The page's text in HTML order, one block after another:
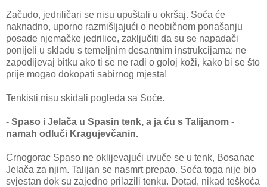
Začudo, jedriličari se nisu upuštali u okršaj. Soća će
naknadno, uporno razmišljajući o neobičnom ponašanju
posade njemačke jedrilice, zaključiti da su se napadači
ponijeli u skladu s temeljnim desantnim instrukcijama: ne
zapodijevaj bitku ako ti se ne radi o goloj koži, kako bi se što
prije mogao dokopati sabirnog mjesta!
Tenkisti nisu skidali pogleda sa Soće.
- Spaso i Jelača u Spasin tenk, a ja ću s Talijanom -
namah odluči Kragujevčanin.
Crnogorac Spaso ne oklijevajući uvuče se u tenk, Bosanac
Jelača za njim. Talijan se nasmrt prepao. Soća toga nije bio
svjestan dok su zajedno prilazili tenku. Dotad, nikad teškoća